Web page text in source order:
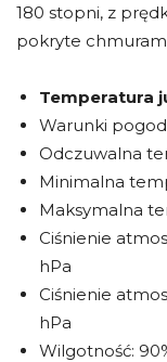
180 stopni, z
pokryte
Temperatura
Warunki
Odczuwalna
Minimalna
Maksymalna
Ciśnienie
hPa
Ciśnienie
hPa
Wilgotność: